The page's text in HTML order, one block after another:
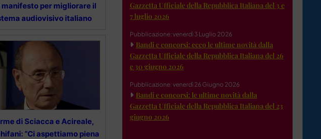
manifesto per migliorare il
audiovisivo italiano
di Sciacca e Acireale,
“Ci aspettiamo piena
Gazzetta Ufficiale della Repubblica Italiana del 3 e
7 luglio 2026
Pubblicazione: venerdì 3 Luglio 2026
Bandi e concorsi: ecco le ultime novità dalla
Gazzetta Ufficiale della Repubblica Italiana del 26
e 30 giugno 2026
Pubblicazione: venerdì 26 Giugno 2026
Bandi e concorsi: le ultime novità dalla
Gazzetta Ufficiale della Repubblica Italiana del 23
giugno 2026